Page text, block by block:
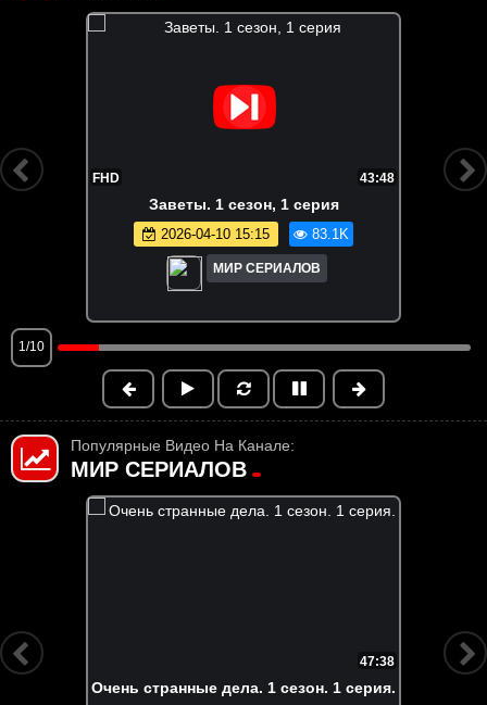
FHD 43:48
Заветы. 1 сезон, 1 серия
2026-04-10 15:15 83.1K
МИР СЕРИАЛОВ
1/10
Популярные Видео На Канале:
МИР СЕРИАЛОВ
6:55:58
Вне кампуса. Все серии